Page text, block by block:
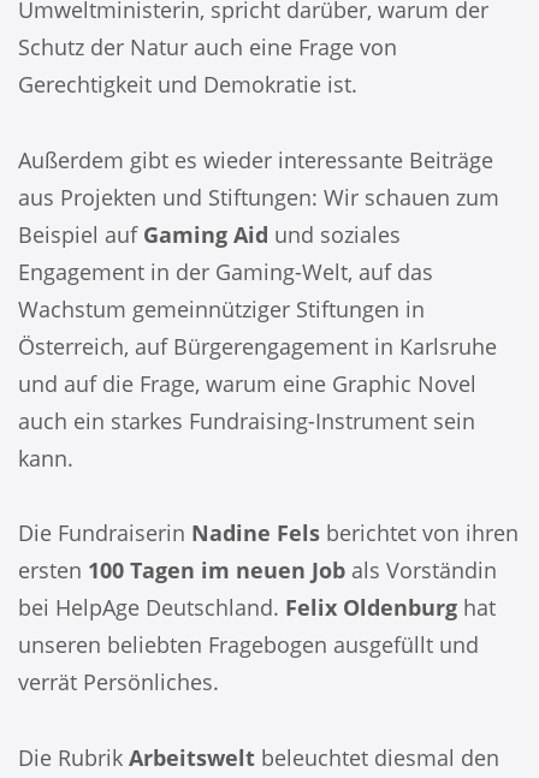
Umweltministerin, spricht darüber, warum der
Schutz der Natur auch eine Frage von
Gerechtigkeit und Demokratie ist.
Außerdem gibt es wieder interessante Beiträge
aus Projekten und Stiftungen: Wir schauen zum
Beispiel auf Gaming Aid und soziales
Engagement in der Gaming-Welt, auf das
Wachstum gemeinnütziger Stiftungen in
Österreich, auf Bürgerengagement in Karlsruhe
und auf die Frage, warum eine Graphic Novel
auch ein starkes Fundraising-Instrument sein
kann.
Die Fundraiserin Nadine Fels berichtet von ihren
ersten 100 Tagen im neuen Job als Vorständin
bei HelpAge Deutschland. Felix Oldenburg hat
unseren beliebten Fragebogen ausgefüllt und
verrät Persönliches.
Die Rubrik Arbeitswelt beleuchtet diesmal den